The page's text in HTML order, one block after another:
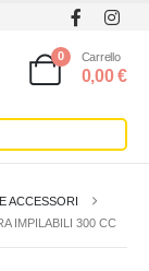
0 Carrello
0,00€
ACCESSORI
IMPILABILI 300 CC